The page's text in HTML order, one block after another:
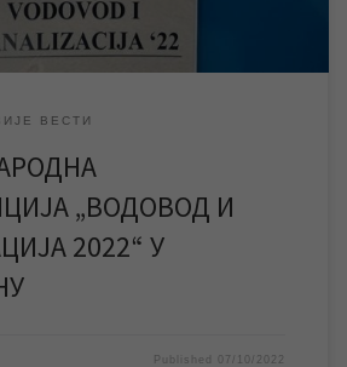
ВЕСТИ
„ВОДОВОД И
2022“ У
Published 07/10/2022